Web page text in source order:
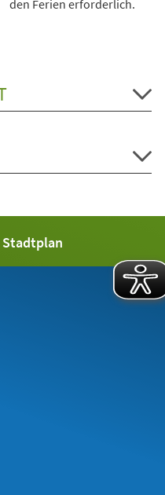
den Ferien erforderlich.
Stadtplan